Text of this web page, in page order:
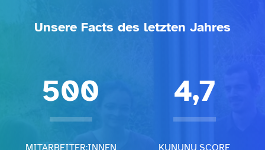
Unsere Facts des letzten Jahres
500 4,7